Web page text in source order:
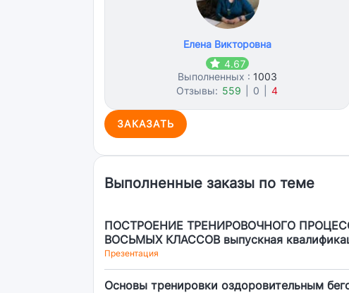
Елена Викторовна
4.67
Выполненных : 1003
Отзывы: 559 0 4
ЗАКАЗАТЬ
Выполненные заказы по теме
ПОСТРОЕНИЕ ТРЕНИРОВОЧНОГО
ВОСЬМЫХ КЛАССОВ выпускная
Презентация
Основы тренировки оздоровительным